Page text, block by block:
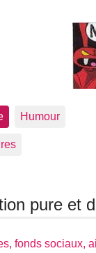
Humour
pure et
fonds sociaux,